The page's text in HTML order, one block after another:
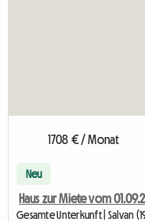
1708 € / Monat
Neu
Haus zur Miete vom
Gesamte Unterkunft | Salvan